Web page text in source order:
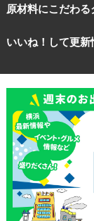
原材料にこだわる
いいね！して更新